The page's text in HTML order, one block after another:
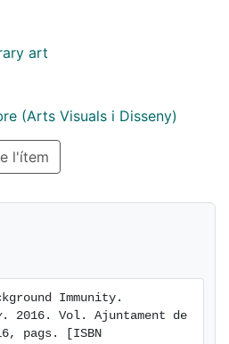
els invisibilitzen i
flexibles de l’art. En aquest
de les formes de
les relacions de
el desenvolupament
sensibles a l’evolució
art
(Arts Visuals i Disseny)
l'ítem
. 2016. Vol. Ajuntament de
pags. [ISBN